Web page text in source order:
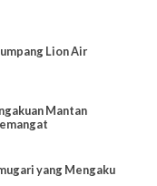
Lion Air
Mantan
yang Mengaku